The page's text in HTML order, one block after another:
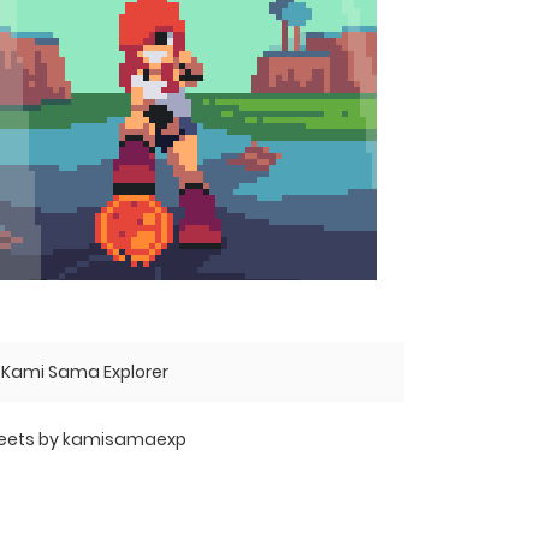
Kami Sama Explorer
by kamisamaexp